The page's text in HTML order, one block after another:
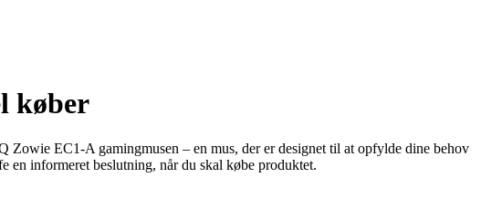
køber
Zowie EC1-A gamingmusen – en mus, der er designet til at opfylde dine behov
en informeret beslutning, når du skal købe produktet.